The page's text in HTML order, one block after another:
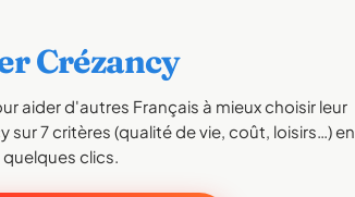
Crézancy
aider d'autres Français à mieux choisir leur
sur 7 critères (qualité de vie, coût, loisirs…) en
quelques clics.